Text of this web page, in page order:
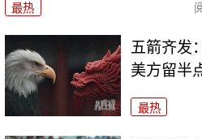
最热
五箭齐发
美方留半
最热